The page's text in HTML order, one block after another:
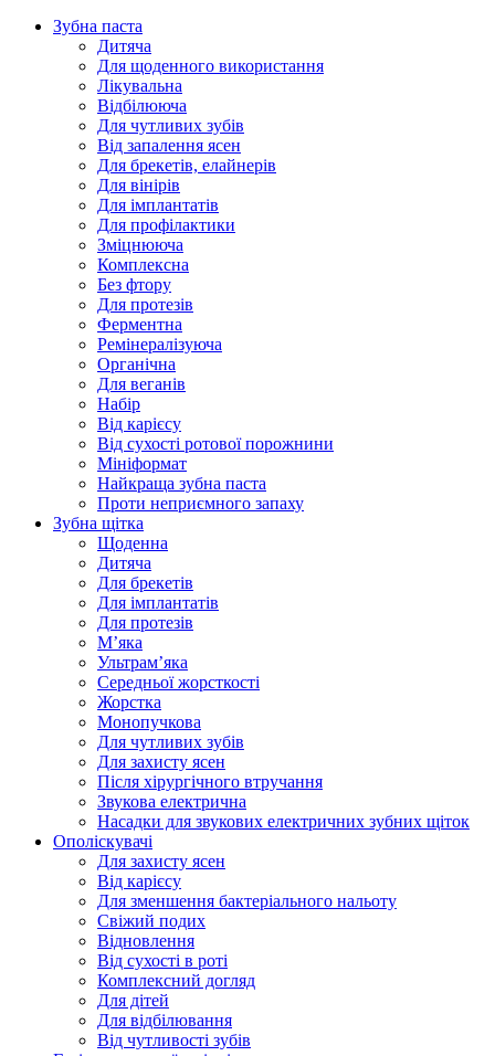
Зубна паста
Дитяча
Для щоденного використання
Лікувальна
Відбілююча
Для чутливих зубів
Від запалення ясен
Для брекетів, елайнерів
Для вінірів
Для імплантатів
Для профілактики
Зміцнююча
Комплексна
Без фтору
Для протезів
Ферментна
Ремінералізуюча
Органічна
Для веганів
Набір
Від карієсу
Від сухості ротової порожнини
Мініформат
Найкраща зубна паста
Проти неприємного запаху
Зубна щітка
Щоденна
Дитяча
Для брекетів
Для імплантатів
Для протезів
Мʼяка
Ультрамʼяка
Середньої жорсткості
Жорстка
Монопучкова
Для чутливих зубів
Для захисту ясен
Після хірургічного втручання
Звукова електрична
Насадки для звукових електричних зубних щіток
Ополіскувачі
Для захисту ясен
Від карієсу
Для зменшення бактеріального нальоту
Свіжий подих
Відновлення
Від сухості в роті
Комплексний догляд
Для дітей
Для відбілювання
Від чутливості зубів